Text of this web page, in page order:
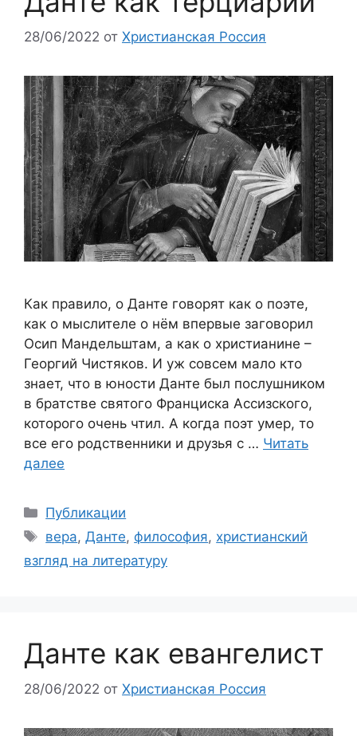
28/06/2022 от Христианская Россия
Как правило, о Данте говорят как о поэте,
как о мыслителе о нём впервые заговорил
Осип Мандельштам, а как о христианине –
Георгий Чистяков. И уж совсем мало кто
знает, что в юности Данте был послушником
в братстве святого Франциска Ассизского,
которого очень чтил. А когда поэт умер, то
все его родственники и друзья с … Читать
далее
Рубрики
Публикации
Метки
вера,Данте, философия, христианский
взгляд на литературу
Данте как евангелист
28/06/2022 от Христианская Россия